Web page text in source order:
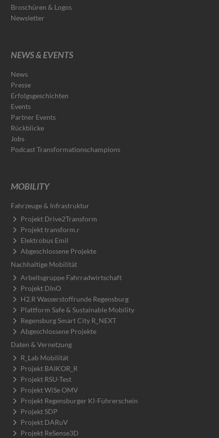
Broschüren & Logos
Newsletter
NEWS & EVENTS
News
Presse
Erfolgsgeschichten
Events
Partner Events
Rückblicke
Jobs
Podcast Transformationschampions
MOBILITY
Fahrzeuge & Infrastruktur
Projekt Drive2Transform
Projekt transform.r
Elektrobus Emil
Abgeschlossene Projekte
Nachhaltige Mobilität
Arbeitsgruppe Fahrradwirtschaft
Projekt DInO
H2.R Wasserstoffrunde Regensburg
Plattform Safe & Sustainable Mobility
Regensburg Smart City R_NEXT
Abgeschlossene Projekte
Daten & Vernetzung
R_Lab Mobilität
Projekt BAIKOR_R
Projekt RSU-Test
Projekt WiSe OMV
Projekt Regensburger KI-Führerschein
Projekt SDP
Projekt DARuV
Projekt ReSense3D